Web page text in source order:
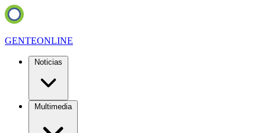
GENTEONLINE
Noticias
Multimedia